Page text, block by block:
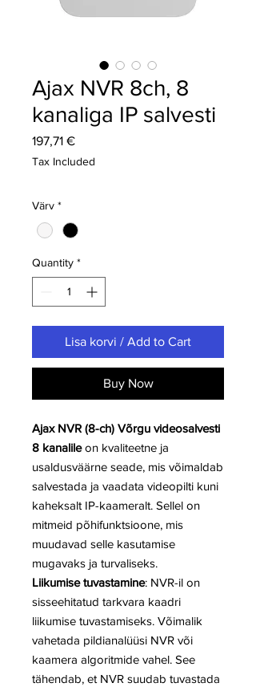
Ajax NVR 8ch, 8
kanaliga IP salvesti
197,71 €Price
Tax Included
Värv *
Quantity *
Lisa korvi / Add to Cart
Buy Now
Ajax NVR (8-ch) Võrgu videosalvesti
8 kanalileon kvaliteetne ja
usaldusväärne seade, mis võimaldab
salvestada ja vaadata videopilti kuni
kaheksalt IP-kaameralt. Sellel on
mitmeid põhifunktsioone, mis
muudavad selle kasutamise
mugavaks ja turvaliseks.
Liikumise tuvastamine: NVR-il on
sisseehitatud tarkvara kaadri
liikumise tuvastamiseks. Võimalik
vahetada pildianalüüsi NVR või
kaamera algoritmide vahel. See
tähendab, et NVR suudab tuvastada